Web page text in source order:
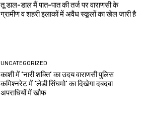
तू डाल-डाल मैं पात-पात की तर्ज पर वाराणसी के
ग्रामीण व शहरी इलाकों में अवैध स्कूलों का खेल जारी है
UNCATEGORIZED
काशी में ‘नारी शक्ति’ का उदय वाराणसी पुलिस
कमिश्नरेट में ‘लेडी सिंघमो’ का दिखेगा दबदबा
अपराधियों में खौफ